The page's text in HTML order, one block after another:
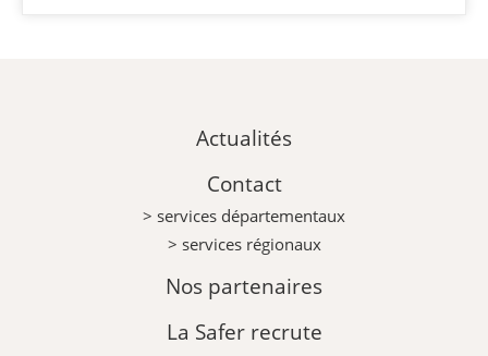
Actualités
Contact
> services départementaux
> services régionaux
Nos partenaires
La Safer recrute